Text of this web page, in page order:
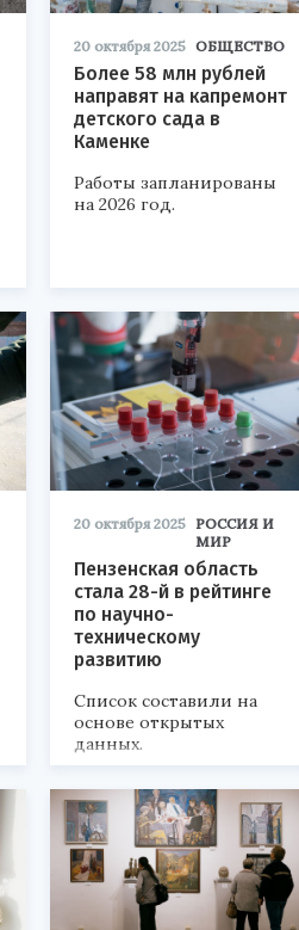
20 октября 2025 ОБЩЕСТВО
Более 58 млн рублей
направят на капремонт
детского сада в
Каменке
Работы запланированы
на 2026 год.
20 октября 2025 РОССИЯ И
МИР
Пензенская область
стала 28-й в рейтинге
по научно-
техническому
развитию
Список составили на
основе открытых
данных.